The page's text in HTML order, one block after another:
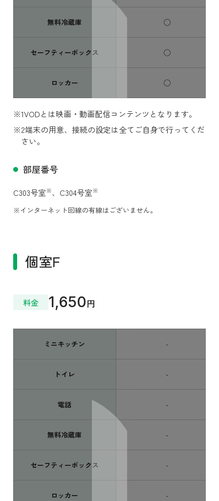
スワイプ
無料冷蔵庫 ◯
セーフティーボックス ◯
ロッカー ◯
VODとは映画・動画配信コンテンツとなります。
端末の用意、接続の設定は全てご自身で行ってくだ
さい。
部屋番号
C303号室※、 C304号室※
※インターネット回線の有線はございません。
個室F
料金 1,650円
ミニキッチン -
トイレ -
電話 -
無料冷蔵庫 -
セーフティーボックス -
ロッカー -